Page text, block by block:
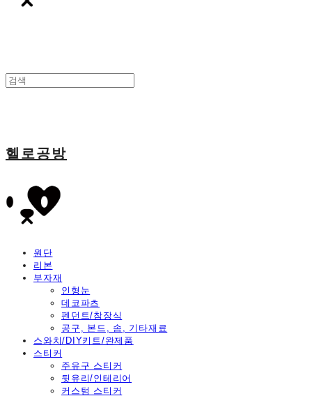
헬로공방
원단
리본
부자재
인형눈
데코파츠
펜던트/참장식
공구, 본드, 솜, 기타재료
스와치/DIY키트/완제품
스티커
주유구 스티커
뒷유리/인테리어
커스텀 스티커